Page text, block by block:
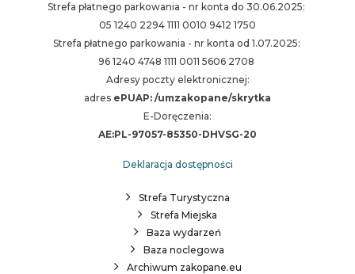
Strefa płatnego parkowania - nr konta do 30.06.2025:
05 1240 2294 1111 0010 9412 1750
Strefa płatnego parkowania - nr konta od 1.07.2025:
96 1240 4748 1111 0011 5606 2708
Adresy poczty elektronicznej:
adres ePUAP: /umzakopane/skrytka
E-Doręczenia:
AE:PL-97057-85350-DHVSG-20
Deklaracja dostępności
Strefa Turystyczna
Strefa Miejska
Baza wydarzeń
Baza noclegowa
Archiwum zakopane.eu